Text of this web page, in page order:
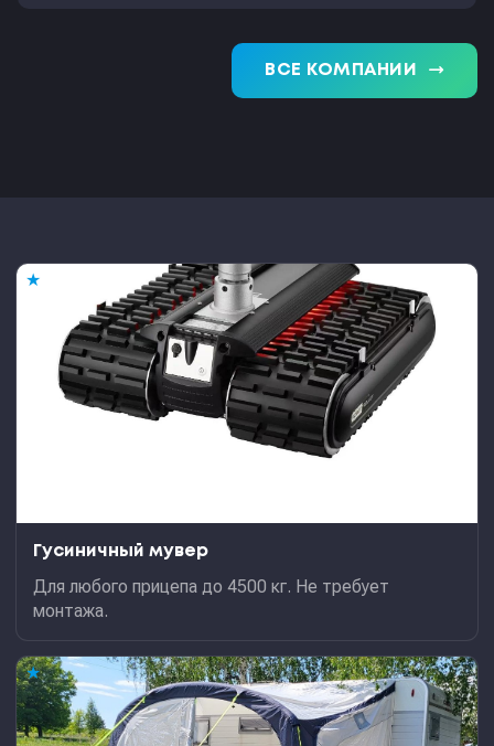
ВСЕ КОМПАНИИ trending_flat
★
Гусиничный мувер
Для любого прицепа до 4500 кг. Не требует
монтажа.
★